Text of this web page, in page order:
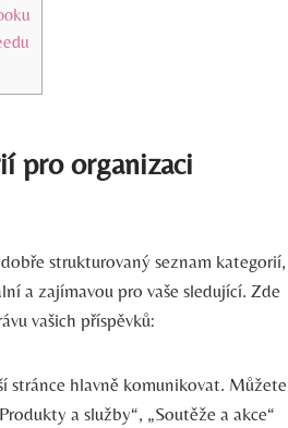
pro organizaci
strukturovaný seznam kategorií,
a zajímavou pro vaše sledující. Zde
vašich příspěvků:
stránce hlavně komunikovat. Můžete
a služby“, „Soutěže a akce“